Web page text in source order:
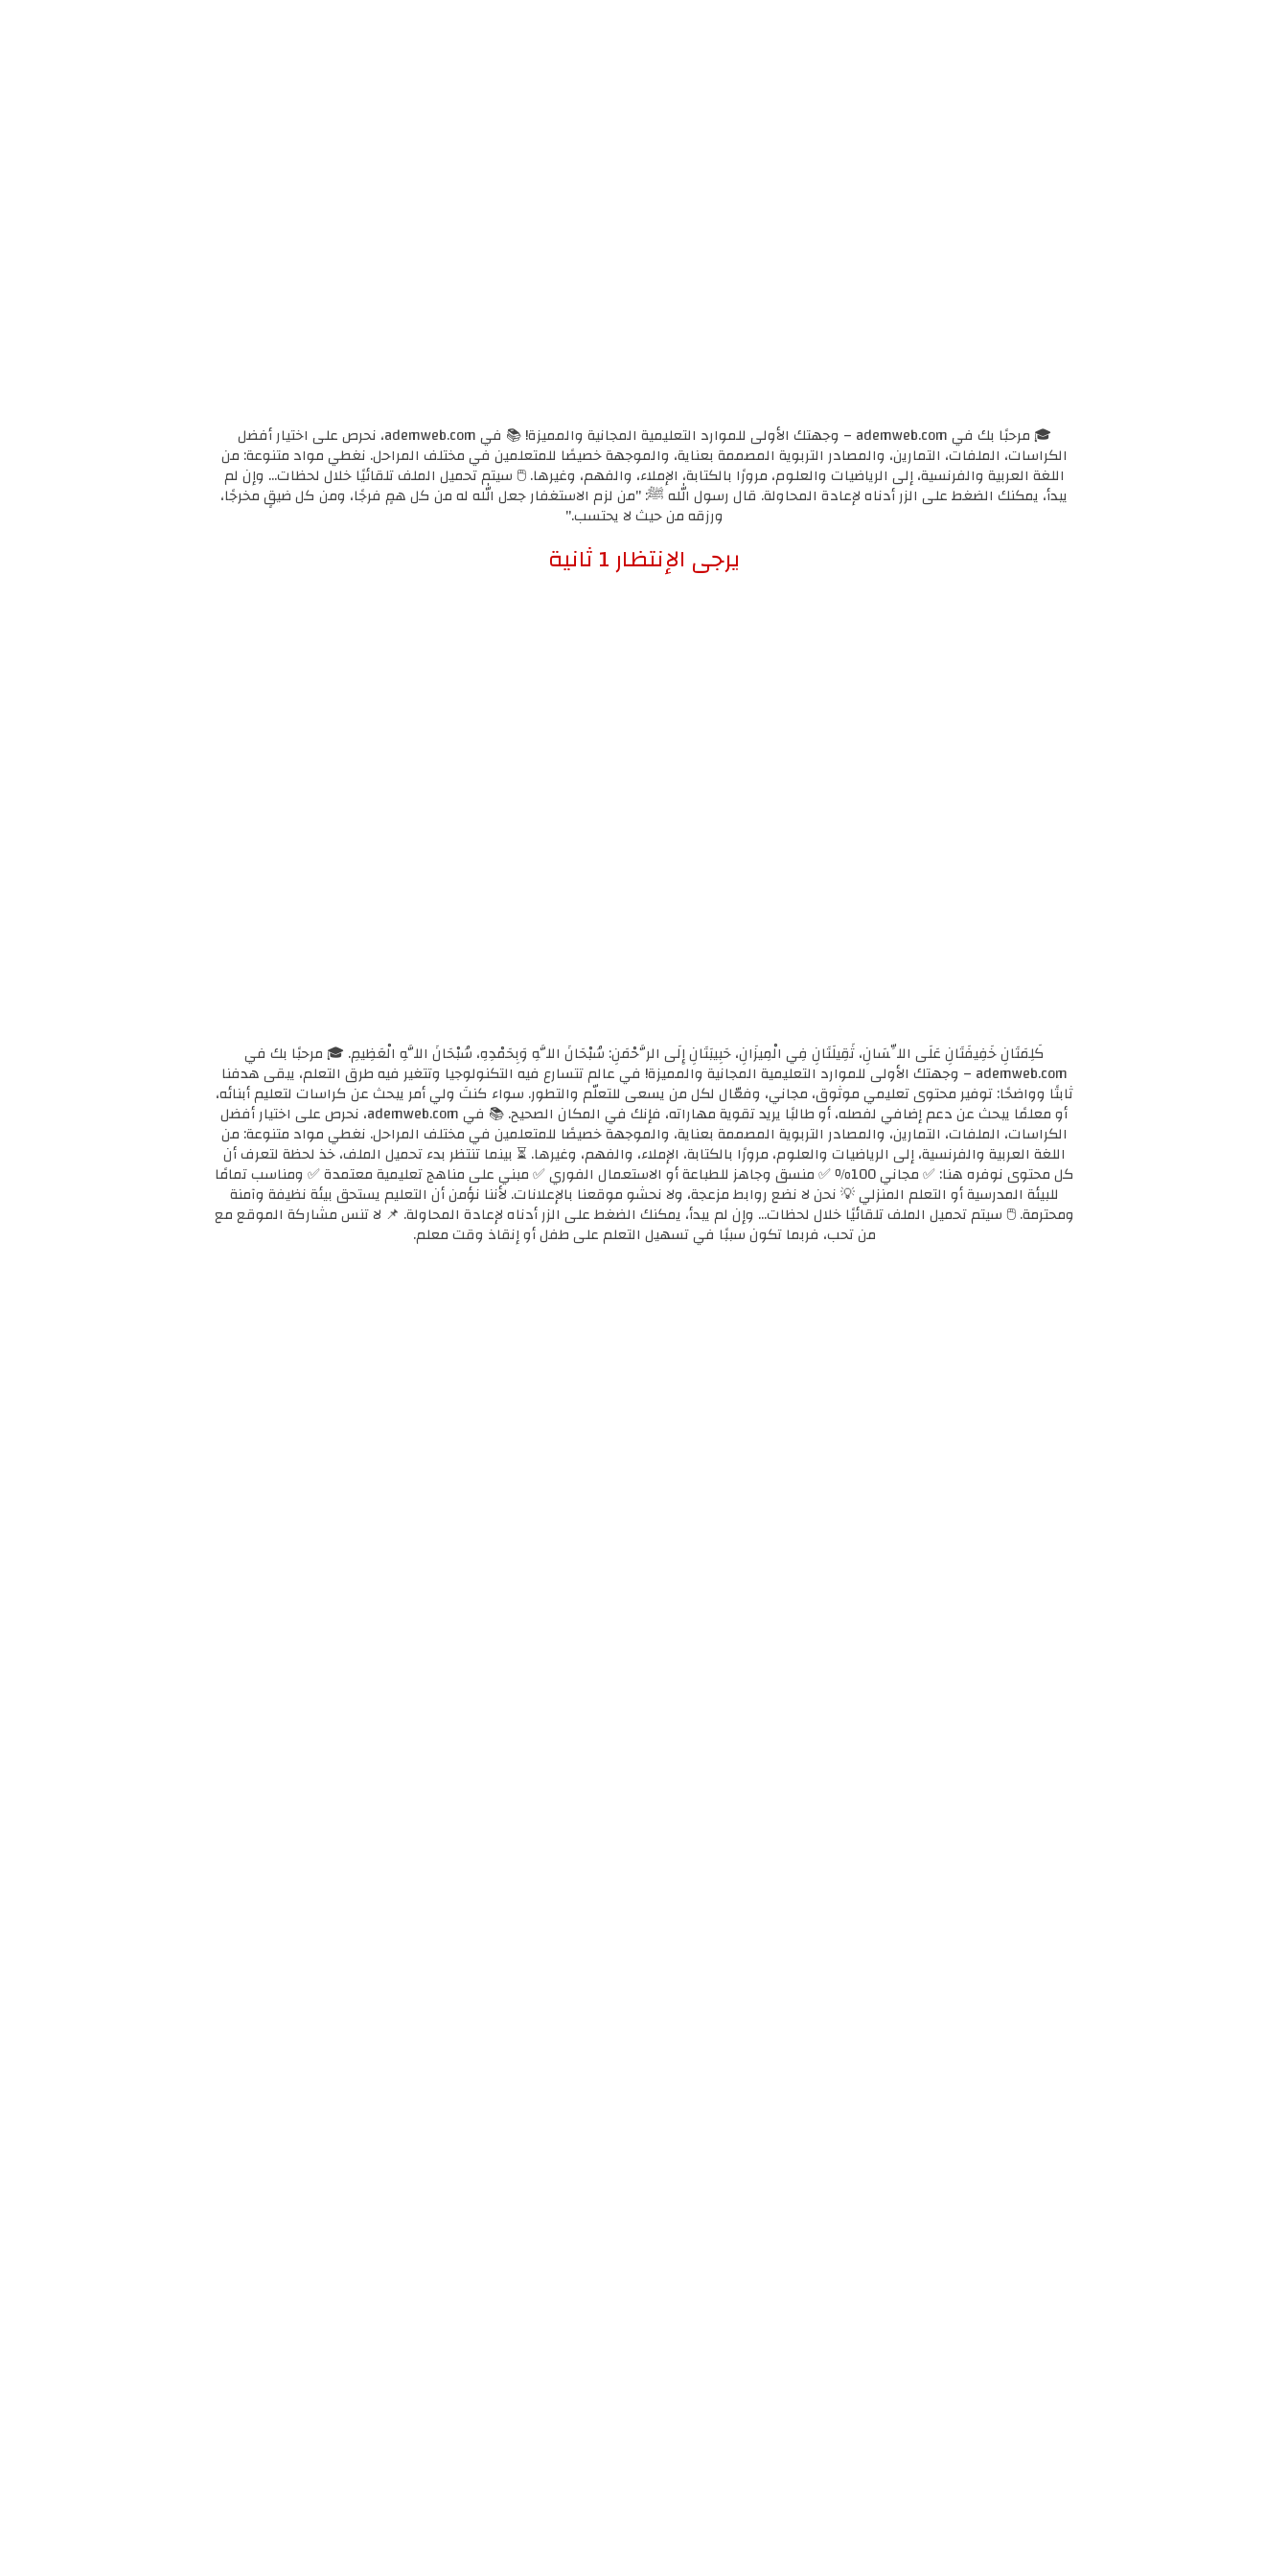
🎓 مرحبًا بك في ademweb.com – وجهتك الأولى للموارد التعليمية المجانية والمميزة! 📚 في ademweb.com، نحرص على اختيار أفضل
الكراسات، الملفات، التمارين، والمصادر التربوية المصممة بعناية، والموجهة خصيصًا للمتعلمين في مختلف المراحل. نغطي مواد متنوعة: من
اللغة العربية والفرنسية، إلى الرياضيات والعلوم، مرورًا بالكتابة، الإملاء، والفهم، وغيرها. 🖱️ سيتم تحميل الملف تلقائيًا خلال لحظات... وإن لم
يبدأ، يمكنك الضغط على الزر أدناه لإعادة المحاولة. قال رسول الله ﷺ: "من لزم الاستغفار جعل الله له من كل همٍ فرجًا، ومن كل ضيقٍ مخرجًا،
ورزقه من حيث لا يحتسب."
كَلِمَتَانِ خَفِيفَتَانِ عَلَى اللِّسَانِ، ثَقِيلَتَانِ فِي الْمِيزَانِ، حَبِيبَتَانِ إِلَى الرَّحْمَنِ: سُبْحَانَ اللَّهِ وَبِحَمْدِهِ، سُبْحَانَ اللَّهِ الْعَظِيمِ. 🎓 مرحبًا بك في
ademweb.com – وجهتك الأولى للموارد التعليمية المجانية والمميزة! في عالم تتسارع فيه التكنولوجيا وتتغير فيه طرق التعلم، يبقى هدفنا
ثابتًا وواضحًا: توفير محتوى تعليمي موثوق، مجاني، وفعّال لكل من يسعى للتعلّم والتطور. سواء كنتَ ولي أمر يبحث عن كراسات لتعليم أبنائه،
أو معلمًا يبحث عن دعم إضافي لفصله، أو طالبًا يريد تقوية مهاراته، فإنك في المكان الصحيح. 📚 في ademweb.com، نحرص على اختيار أفضل
الكراسات، الملفات، التمارين، والمصادر التربوية المصممة بعناية، والموجهة خصيصًا للمتعلمين في مختلف المراحل. نغطي مواد متنوعة: من
اللغة العربية والفرنسية، إلى الرياضيات والعلوم، مرورًا بالكتابة، الإملاء، والفهم، وغيرها. ⏳ بينما تنتظر بدء تحميل الملف، خذ لحظة لتعرف أن
كل محتوى نوفره هنا: ✅ مجاني 100٪ ✅ منسق وجاهز للطباعة أو الاستعمال الفوري ✅ مبني على مناهج تعليمية معتمدة ✅ ومناسب تمامًا
للبيئة المدرسية أو التعلم المنزلي 💡 نحن لا نضع روابط مزعجة، ولا نحشو موقعنا بالإعلانات. لأننا نؤمن أن التعليم يستحق بيئة نظيفة وآمنة
ومحترمة. 🖱️ سيتم تحميل الملف تلقائيًا خلال لحظات... وإن لم يبدأ، يمكنك الضغط على الزر أدناه لإعادة المحاولة. 📌 لا تنس مشاركة الموقع مع